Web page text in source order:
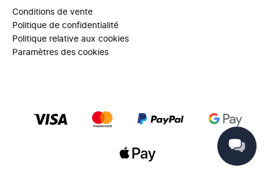
Conditions de vente
Politique de confidentialité
Politique relative aux cookies
Paramètres des cookies